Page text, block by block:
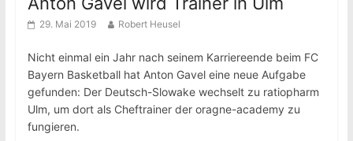
29. Mai 2019 Robert Heusel
Nicht einmal ein Jahr nach seinem Karriereende beim FC
Bayern Basketball hat Anton Gavel eine neue Aufgabe
gefunden: Der Deutsch-Slowake wechselt zu ratiopharm
Ulm, um dort als Cheftrainer der oragne-academy zu
fungieren.